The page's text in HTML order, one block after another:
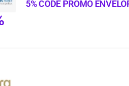
5% CODE PROMO